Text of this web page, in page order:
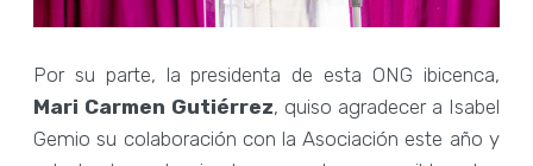
Por su parte, la presidenta de esta ONG ibicenca,
Mari Carmen Gutiérrez, quiso agradecer a Isabel
Gemio su colaboración con la Asociación este año y